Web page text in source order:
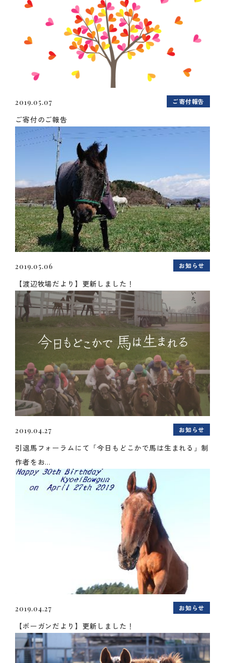
2019.05.07 ご寄付報告
ご寄付のご報告
2019.05.06 お知らせ
【渡辺牧場だより】更新しました！
2019.04.27 お知らせ
引退馬フォーラムにて「今日もどこかで馬は生まれる」制
作者をお...
2019.04.27 お知らせ
【ボーガンだより】更新しました！